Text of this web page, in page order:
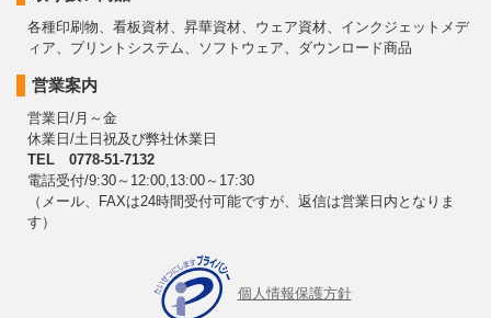
各種印刷物、看板資材、昇華資材、ウェア資材、インクジェットメデ
ィア、プリントシステム、ソフトウェア、ダウンロード商品
営業案内
営業日/月～金
休業日/土日祝及び弊社休業日
TEL 0778-51-7132
電話受付/9:30～12:00,13:00～17:30
（メール、FAXは24時間受付可能ですが、返信は営業日内となりま
す）
個人情報保護方針